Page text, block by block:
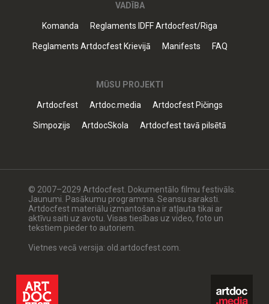
VADĪBA
Komanda Reglaments IDFF Artdocfest/Riga
Reglaments Artdocfest Krievijā Manifests FAQ
MŪSU PROJEKTI
Artdocfest Artdoc.media Artdocfest Pičings
Simpozijs ArtdocSkola Artdocfest tavā pilsētā
© 2007–2029 Artdocfest. Dokumentālo filmu festivāls.
Jaunumi. Pasākumu programma. Seansu saraksti.
Artdocfest materiālu izmantošana ir atļauta tikai ar
aktīvu saiti uz avotu. Visas tiesības uz video, foto un
tekstiem pieder to autoriem.
Vietnes vecā versija: old.artdocfest.com.